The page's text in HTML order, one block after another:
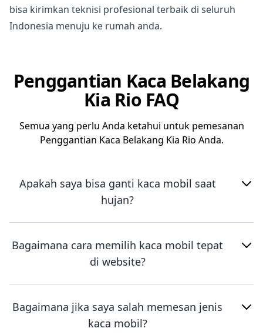
bisa kirimkan teknisi profesional terbaik di seluruh
Indonesia menuju ke rumah anda.
Penggantian Kaca Belakang
Kia Rio FAQ
Semua yang perlu Anda ketahui untuk pemesanan
Penggantian Kaca Belakang Kia Rio Anda.
Apakah saya bisa ganti kaca mobil saat
hujan?
Bagaimana cara memilih kaca mobil tepat
di website?
Bagaimana jika saya salah memesan jenis
kaca mobil?